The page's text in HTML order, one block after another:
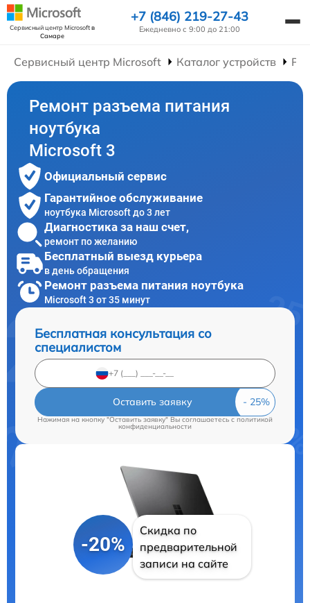
Сервисный центр Microsoftв
Самаре
+7 (846) 219-27-43
Ежедневно с 9:00 до 21:00
Сервисный центр Microsoft Каталог устройств
Ремонт разъема питания
ноутбука
Microsoft 3
Официальный сервис
Гарантийное обслуживание
ноутбука Microsoft до 3 лет
Диагностика за наш счет,
ремонт по желанию
Бесплатный выезд курьера
в день обращения
Ремонт разъема питания ноутбука
Microsoft 3 от 35 минут
Бесплатная консультация со
специалистом
Оставить заявку
Нажимая на кнопку "Оставить заявку" Вы соглашаетесь cполитикой
конфиденциальности
-20%
Скидка по
предварительной
записи на сайте